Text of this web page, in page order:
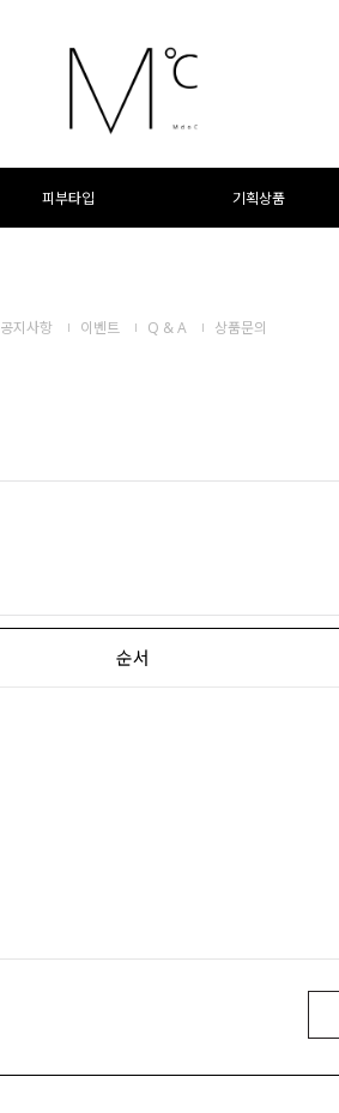
피부타입 기획상품
공지사항 이벤트 Q & A 상품문의
순서